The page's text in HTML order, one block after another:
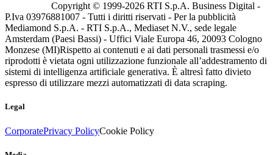
Copyright © 1999-2026 RTI S.p.A. Business Digital -
P.Iva 03976881007 - Tutti i diritti riservati - Per la pubblicità
Mediamond S.p.A. - RTI S.p.A., Mediaset N.V., sede legale
Amsterdam (Paesi Bassi) - Uffici Viale Europa 46, 20093 Cologno
Monzese (MI)Rispetto ai contenuti e ai dati personali trasmessi e/o
riprodotti è vietata ogni utilizzazione funzionale all’addestramento di
sistemi di intelligenza artificiale generativa. È altresì fatto divieto
espresso di utilizzare mezzi automatizzati di data scraping.
Legal
CorporatePrivacy PolicyCookie Policy